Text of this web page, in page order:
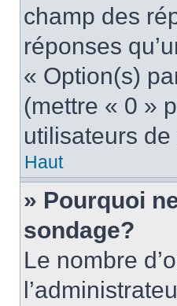
champ des
réponses
« Option(s)
(mettre « 0 »
utilisateurs
Haut
» Pourquoi
sondage?
Le nombre